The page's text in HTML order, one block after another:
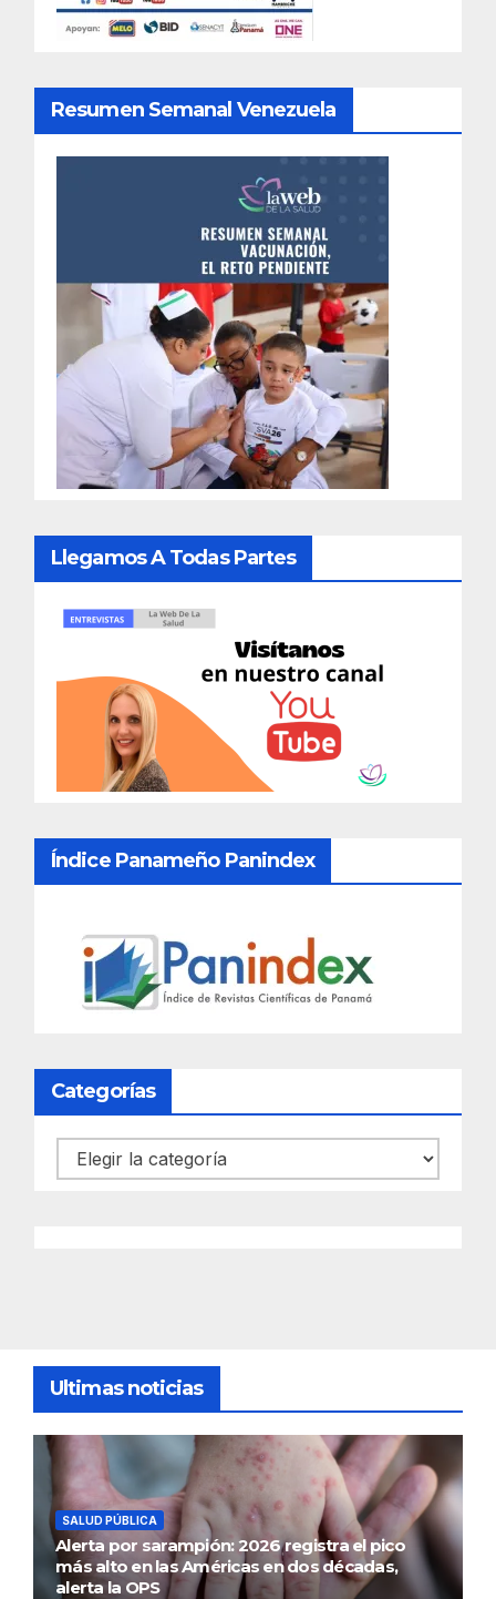
Resumen Semanal Venezuela
Llegamos A Todas Partes
Índice Panameño Panindex
Categorías
Categorías
Ultimas noticias
SALUD PÚBLICA
Alerta por sarampión: 2026 registra el pico
más alto en las Américas en dos décadas,
alerta la OPS